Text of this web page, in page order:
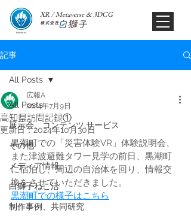
XR / Metaverse & 3DCG​
記事
All Posts
展示会、コンテンツ,サービス
その他
メディア情報
白獅子ねこ活
制作事例、共同研究
All Posts
高知県訪問記録①
広報A
2024年7月9日
更新日：2024年10月30日
黒潮町での「災害体験VR」体験説明会、
また津波避難タワー見学の前日、黒潮町
に宿泊し、周辺の自治体を回り、情報交
換をさせていただきました。
黒潮町での様子はこちら